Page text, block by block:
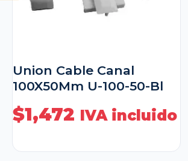
Union Cable Canal
100X50Mm U-100-50-Bl
$1,472 IVA incluido